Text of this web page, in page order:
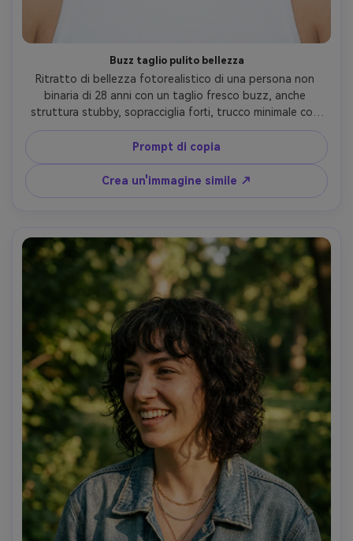
Buzz taglio pulito bellezza
Ritratto di bellezza fotorealistico di una persona non
binaria di 28 anni con un taglio fresco buzz, anche
struttura stubby, sopracciglia forti, trucco minimale con
labbra lucide, indossando un top bianco senza maniche,
sfondo studio bianco senza cuciture, illuminazione di
bellezza high-key con riempimento morbido, Fujifilm GFX
100S, 110 mm f/2, composizione centrata, primo piano,
umore potente sereno, struttura della pelle ultra-reale,
Prompt di copia
Crea un'immagine simile ↗